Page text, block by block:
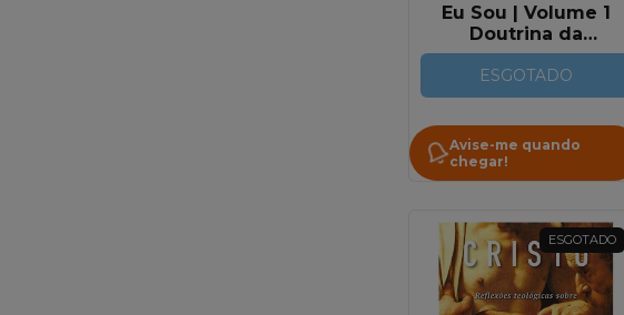
Eu Sou | Volume 1
Doutrina da
Revelação Verbal
ESGOTADO
Avise-me quando
chegar!
ESGOTADO